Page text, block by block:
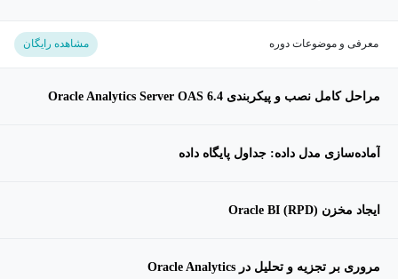
معرفی و موضوعات دوره مشاهده رایگان
مراحل کامل نصب و پیکربندی Oracle Analytics Server OAS 6.4
آماده‌سازی مدل داده: جداول پایگاه داده
ایجاد مخزن Oracle BI (RPD)
مروری بر تجزیه و تحلیل در Oracle Analytics